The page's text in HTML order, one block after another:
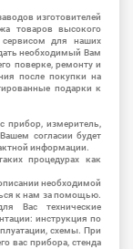
изготовителей
товаров высокого
для наших
необходимый Вам
поверке, ремонту и
после покупки на
подарки к
измеритель,
согласии будет
информации.
процедурах как
необходимой
к нам за помощью.
Вас технические
инструкция по
схемы. При
вас прибора, стенда